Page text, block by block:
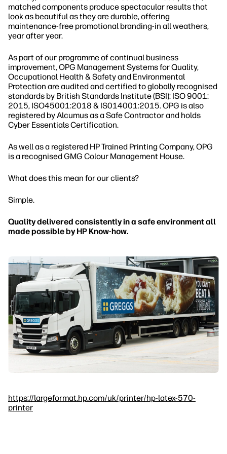
matched components produce spectacular results that
look as beautiful as they are durable, offering
maintenance-free promotional branding-in all weathers,
year after year.
As part of our programme of continual business
improvement, OPG Management Systems for Quality,
Occupational Health & Safety and Environmental
Protection are audited and certified to globally recognised
standards by British Standards Institute (BSI): ISO 9001:
2015, ISO45001:2018 & IS014001:2015. OPG is also
registered by Alcumus as a Safe Contractor and holds
Cyber Essentials Certification.
As well as a registered HP Trained Printing Company, OPG
is a recognised GMG Colour Management House.
What does this mean for our clients?
Simple.
Quality delivered consistently in a safe environment all
made possible by HP Know-how.
https://largeformat.hp.com/uk/printer/hp-latex-570-
printer